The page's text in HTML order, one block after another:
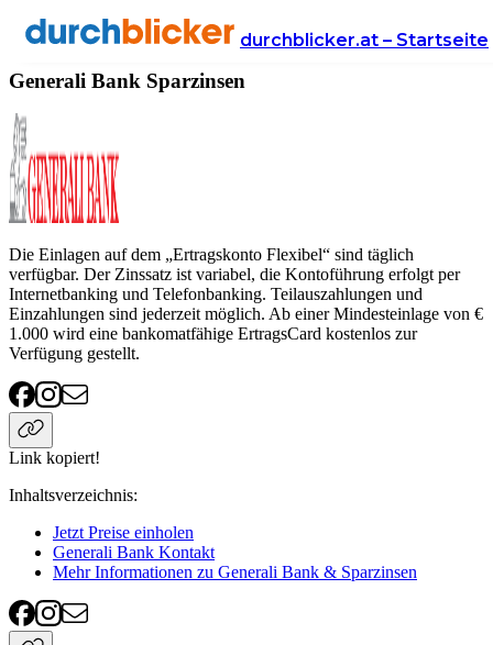
durchblicker.at – Startseite
Anbieter Finanzen sparzinsen Generali Bank
Generali Bank Sparzinsen
Die Einlagen auf dem „Ertragskonto Flexibel“ sind täglich
verfügbar. Der Zinssatz ist variabel, die Kontoführung erfolgt per
Internetbanking und Telefonbanking. Teilauszahlungen und
Einzahlungen sind jederzeit möglich. Ab einer Mindesteinlage von €
1.000 wird eine bankomatfähige ErtragsCard kostenlos zur
Verfügung gestellt.
Link kopiert!
Inhaltsverzeichnis:
Jetzt Preise einholen
Generali Bank Kontakt
Mehr Informationen zu Generali Bank & Sparzinsen